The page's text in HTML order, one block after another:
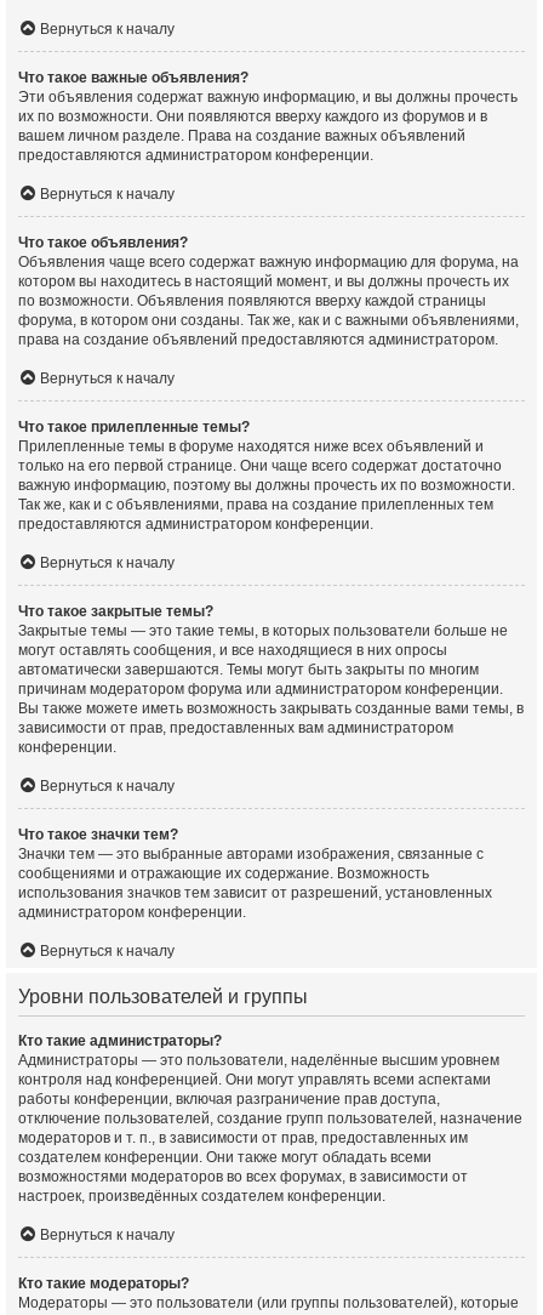
Вернуться к началу
Что такое важные объявления?
Эти объявления содержат важную информацию, и вы должны прочесть
их по возможности. Они появляются вверху каждого из форумов и в
вашем личном разделе. Права на создание важных объявлений
предоставляются администратором конференции.
Вернуться к началу
Что такое объявления?
Объявления чаще всего содержат важную информацию для форума, на
котором вы находитесь в настоящий момент, и вы должны прочесть их
по возможности. Объявления появляются вверху каждой страницы
форума, в котором они созданы. Так же, как и с важными объявлениями,
права на создание объявлений предоставляются администратором.
Вернуться к началу
Что такое прилепленные темы?
Прилепленные темы в форуме находятся ниже всех объявлений и
только на его первой странице. Они чаще всего содержат достаточно
важную информацию, поэтому вы должны прочесть их по возможности.
Так же, как и с объявлениями, права на создание прилепленных тем
предоставляются администратором конференции.
Вернуться к началу
Что такое закрытые темы?
Закрытые темы — это такие темы, в которых пользователи больше не
могут оставлять сообщения, и все находящиеся в них опросы
автоматически завершаются. Темы могут быть закрыты по многим
причинам модератором форума или администратором конференции.
Вы также можете иметь возможность закрывать созданные вами темы, в
зависимости от прав, предоставленных вам администратором
конференции.
Вернуться к началу
Что такое значки тем?
Значки тем — это выбранные авторами изображения, связанные с
сообщениями и отражающие их содержание. Возможность
использования значков тем зависит от разрешений, установленных
администратором конференции.
Вернуться к началу
Уровни пользователей и группы
Кто такие администраторы?
Администраторы — это пользователи, наделённые высшим уровнем
контроля над конференцией. Они могут управлять всеми аспектами
работы конференции, включая разграничение прав доступа,
отключение пользователей, создание групп пользователей, назначение
модераторов и т. п., в зависимости от прав, предоставленных им
создателем конференции. Они также могут обладать всеми
возможностями модераторов во всех форумах, в зависимости от
настроек, произведённых создателем конференции.
Вернуться к началу
Кто такие модераторы?
Модераторы — это пользователи (или группы пользователей), которые